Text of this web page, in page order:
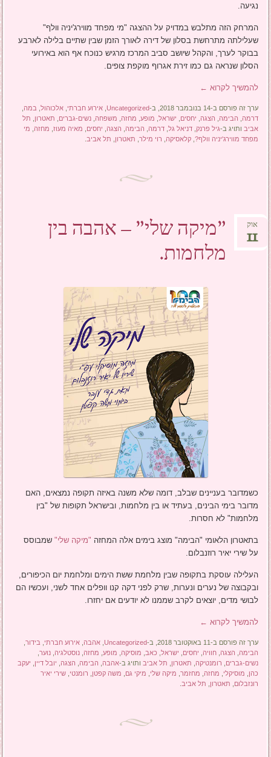
נגיעה.
המרחק הזה מתלבש במדויק על ההצגה "מי מפחד מווירג'יניה וולף"
שעלילתה מתרחשת בסלון של דירה לאורך הזמן שבין שתיים בלילה לארבע
בבוקר לערך, והקהל שיושב סביב המרכז מרגיש כנוכח אף הוא באירועי
הסלון שנראה גם כמו זירת אגרוף מוקפת צופים.
להמשיך לקרוא ←
ערך זה פורסם ב-14 בנובמבר 2018, ב- Uncategorized
,אירוע חברתי ,אלכוהול במה
דרמה הבימה הצגה יחסים ישראל מופע מחזה משפחה ,נשים-גברים תאטרון
תל
אביב ותויג ב-גיל פרנק ,דניאל גל ,דרמה הבימה הצגה יחסים מאיה מעוז מחזה מי
מפחד מווירג'יניה וולף? ,קלאסיקה רוי מילר תאטרון תל אביב
"מיקה שלי" – אהבה בין
מלחמות.
אוק
11
כשמדובר בעניינים שבלב, דומה שלא משנה באיזה תקופה נמצאים, האם
מדובר בימי הבינים, בעתיד או בין מלחמות, ובישראל תקופות של "בין
מלחמות" לא חסרות.
בתאטרון הלאומי "הבימה" מוצג בימים אלה המחזה "מיקה שלי" שמבוסס
על שירי יאיר רוזנבלום.
העלילה עוסקת בתקופה שבין מלחמת ששת הימים ומלחמת יום הכיפורים,
ובקבוצה של נערים ונערות, שרק לפני דקה קנו וופלים אחד לשני, ועכשיו הם
לבושי מדים, יוצאים לקרב שממנו לא יודעים אם יחזרו.
להמשיך לקרוא ←
ערך זה פורסם ב-11 באוקטובר 2018, ב- Uncategorized
,אהבה ,אירוע חברתי בידור
הבימה הצגה ,חוויה יחסים ישראל כאב מוסיקה מופע מחזה ,נוסטלגיה ,נוער
נשים-גברים
רומנטיקה תאטרון תל אביב ותויג ב-אהבה הבימה הצגה יובל דיין
יעקב
כהן
מוסיקלי מחזה מחזמר מיקה שלי מיקי גם משה קפטן רומנטי ,שירי יאיר
רונזבלום
תאטרון תל אביב